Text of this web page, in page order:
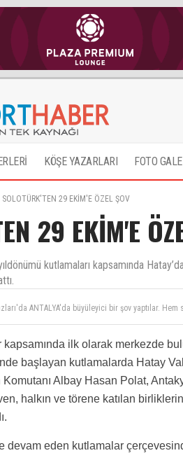
KÖŞE YAZARLARI FOTO
SOLOTÜRK'TEN 29 EKİM'E ÖZEL ŞOV
29 EKİM'E
kutlamaları kapsamında
olarak siz kutlamasanızda biz bayramı
sızınle
Facebook sayfasının takipçisiyim. Hemen her
başka ülkelerin F-16 solo gösteri ekiplerinden
olsaydı hadı kameran yok telefonla cekseydınde
teslim alan her pilot bu isi bir adim oteye tasiyor.
kapsamında ilk olarak merkezde
başlayan kutlamalarda Hatay
Komutanı Albay Hasan Polat,
halkın ve törene katılan
devam eden kutlamalar